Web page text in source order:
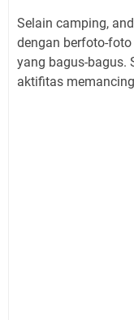
Selain camping,
dengan berfoto-
yang bagus-bagus.
aktifitas